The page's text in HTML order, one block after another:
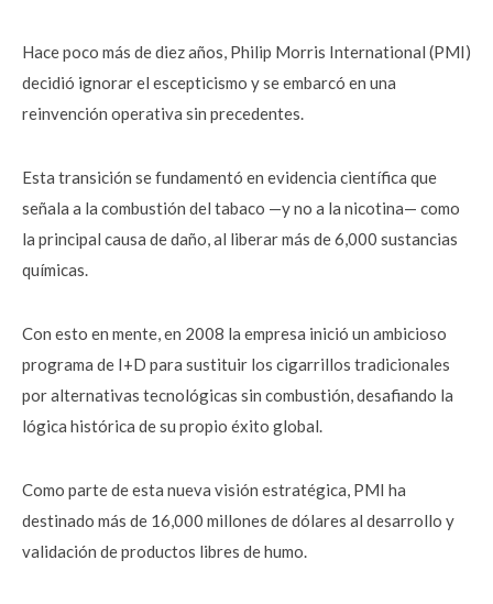
Hace poco más de diez años, Philip Morris International (PMI)
decidió ignorar el escepticismo y se embarcó en una
reinvención operativa sin precedentes.
Esta transición se fundamentó en evidencia científica que
señala a la combustión del tabaco —y no a la nicotina— como
la principal causa de daño, al liberar más de 6,000 sustancias
químicas.
Con esto en mente, en 2008 la empresa inició un ambicioso
programa de I+D para sustituir los cigarrillos tradicionales
por alternativas tecnológicas sin combustión, desafiando la
lógica histórica de su propio éxito global.
Como parte de esta nueva visión estratégica, PMI ha
destinado más de 16,000 millones de dólares al desarrollo y
validación de productos libres de humo.